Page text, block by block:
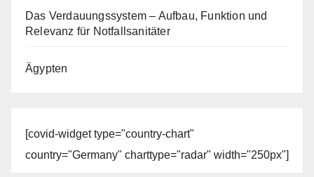
Das Verdauungssystem – Aufbau, Funktion und
Relevanz für Notfallsanitäter
Ägypten
[covid-widget type="country-chart"
country="Germany" charttype="radar" width="250px"]